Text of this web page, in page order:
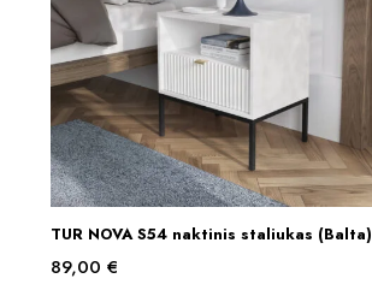
Į KREPŠELĮ
TUR NOVA S54 naktinis staliukas (Balta)
89,00 €